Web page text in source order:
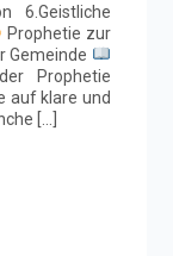
6.Geistliche
Prophetie zur
Gemeinde
Prophetie
auf klare und
[…]